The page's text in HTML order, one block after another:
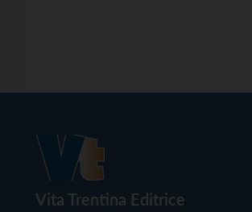
Vita Trentina Editrice